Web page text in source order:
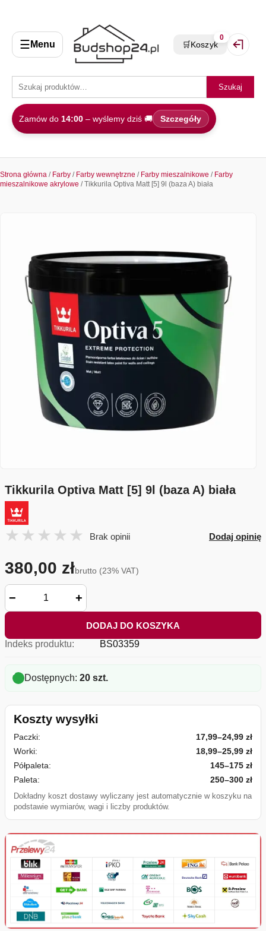
☰ Menu
Szukaj
Zamów do 14:00 – wyślemy dziś 🚚 Szczegóły
🛒Koszyk
0
Strona główna / Farby / Farby wewnętrzne / Farby mieszalnikowe / Farby
mieszalnikowe akrylowe / Tikkurila Optiva Matt [5] 9l (baza A) biała
Tikkurila Optiva Matt [5] 9l (baza A) biała
Brak opinii Dodaj opinię
380,00 złbrutto (23% VAT)
− +
DODAJ DO KOSZYKA
Indeks produktu:
BS03359
Dostępnych: 20 szt.
Koszty wysyłki
Paczki:
17,99–24,99 zł
Worki:
18,99–25,99 zł
Półpaleta:
145–175 zł
Paleta:
250–300 zł
Dokładny koszt dostawy wyliczany jest automatycznie w koszyku na
podstawie wymiarów, wagi i liczby produktów.